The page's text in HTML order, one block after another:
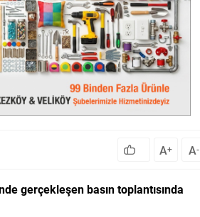
A+ A-
gerçekleşen basın toplantısında